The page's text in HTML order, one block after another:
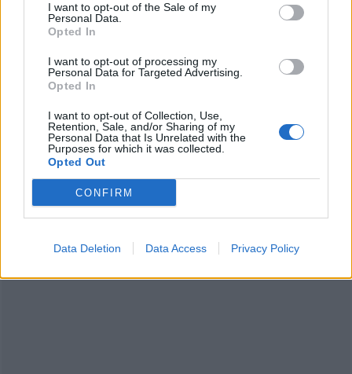
I want to opt-out of the Sale of my
Personal Data.
Opted In
I want to opt-out of processing my
Personal Data for Targeted Advertising.
Opted In
I want to opt-out of Collection, Use,
Retention, Sale, and/or Sharing of my
Personal Data that Is Unrelated with the
Purposes for which it was collected.
Opted Out
CONFIRM
Data Deletion Data Access Privacy Policy
τακτική, καθώς επιτείνει τη φθορά της
άρθρωσης.
-Αποφεύγετε την ανύψωση βαρών.
-Αποφύγετε το στρες, το οποίο επιτείνει την
αίσθηση του πόνου και αυξάνει την κατανάλωση
φαρμάκων.
Διαβάστε επίσης:
αντιμετωπίσετε